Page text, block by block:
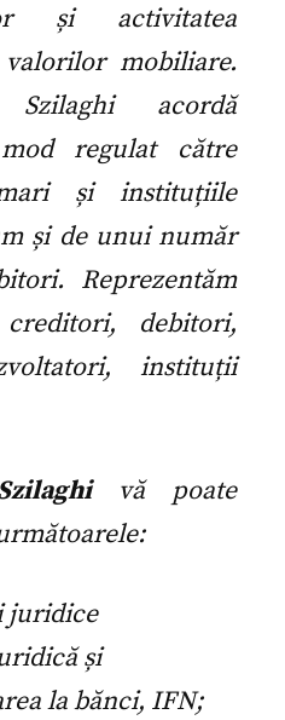
și activitatea
mobiliare.
acordă
regulat către
și instituțiile
și de unui număr
Reprezentăm
debitori,
instituții
vă poate
juridice
și
la bănci, IFN;